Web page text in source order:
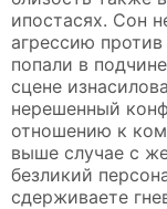
ипостасях. Сон
агрессию
попали в
сцене
нерешенный
отношению к
выше случае с
безликий
сдерживаете